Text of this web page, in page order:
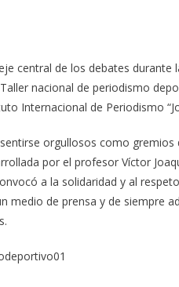
central de los debates durante
nacional de periodismo
Internacional de Periodismo
orgullosos como
por el profesor Víctor
a la solidaridad y al
medio de prensa y de siempre